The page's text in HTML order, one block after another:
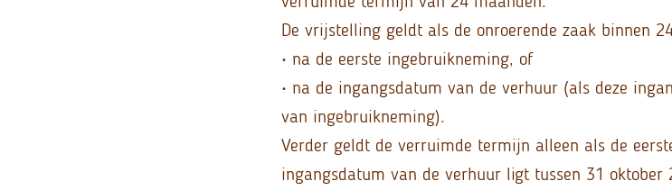
De vrijstelling geldt als de onroerende zaak binnen
• na de eerste ingebruikneming, of
• na de ingangsdatum van de verhuur (als deze
van ingebruikneming).
Verder geldt de verruimde termijn alleen als de
ingangsdatum van de verhuur ligt tussen 31